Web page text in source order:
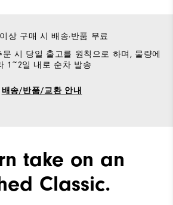
상 구매 시 배송·반품 무료
시 당일 출고를 원칙으로 하며, 물량에
1~2일 내로 순차 발송
배송/반품/교환 안내
take on an
Classic.